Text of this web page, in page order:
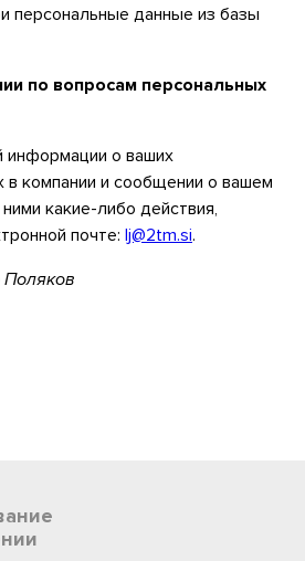
персональные данные из базы
по вопросам персональных
информации о ваших
в компании и сообщении о вашем
какие-либо действия,
почте: lj@2tm.si.